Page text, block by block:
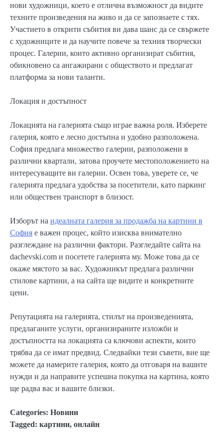
нови художници, което е отлична възможност да видите
техните произведения на живо и да се запознаете с тях.
Участието в открити събития ви дава шанс да се свържете
с художниците и да научите повече за техния творчески
процес. Галерии, които активно организират събития,
обикновено са ангажирани с обществото и предлагат
платформа за нови таланти.
Локация и достъпност
Локацията на галерията също играе важна роля. Изберете
галерия, която е лесно достъпна и удобно разположена.
София предлага множество галерии, разположени в
различни квартали, затова проучете местоположението на
интересуващите ви галерии. Освен това, уверете се, че
галерията предлага удобства за посетители, като паркинг
или обществен транспорт в близост.
Изборът на идеалната галерия за продажба на картини в
София е важен процес, който изисква внимателно
разглеждане на различни фактори. Разгледайте сайта на
dachevski.com и посетете галерията му. Може това да се
окаже мястото за вас. Художникът предлага различни
стилове картини, а на сайта ще видите и конкретните
цени.
Репутацията на галерията, стилът на произведенията,
предлаганите услуги, организираните изложби и
достъпността на локацията са ключови аспекти, които
трябва да се имат предвид. Следвайки тези съвети, вие ще
можете да намерите галерия, която да отговаря на вашите
нужди и да направите успешна покупка на картина, която
ще радва вас и вашите близки.
Categories: Новини
Tagged: картини, онлайн